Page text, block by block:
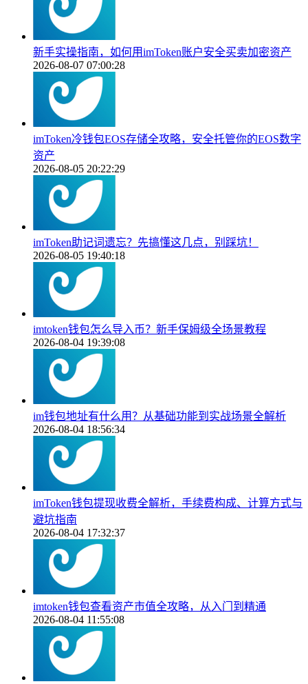
新手实操指南，如何用imToken账户安全买卖加密资产
2026-08-07 07:00:28
imToken冷钱包EOS存储全攻略，安全托管你的EOS数字
资产
2026-08-05 20:22:29
imToken助记词遗忘？先搞懂这几点，别踩坑！
2026-08-05 19:40:18
imtoken钱包怎么导入币？新手保姆级全场景教程
2026-08-04 19:39:08
im钱包地址有什么用？从基础功能到实战场景全解析
2026-08-04 18:56:34
imToken钱包提现收费全解析，手续费构成、计算方式与
避坑指南
2026-08-04 17:32:37
imtoken钱包查看资产市值全攻略，从入门到精通
2026-08-04 11:55:08